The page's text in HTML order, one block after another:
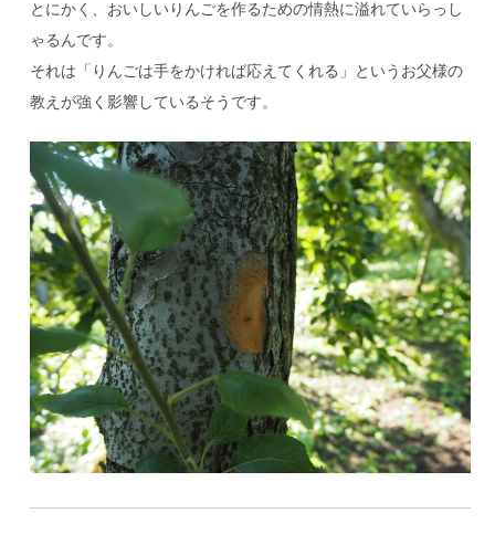
とにかく、おいしいりんごを作るための情熱に溢れていらっし
ゃるんです。
それは「りんごは手をかければ応えてくれる」というお父様の
教えが強く影響しているそうです。